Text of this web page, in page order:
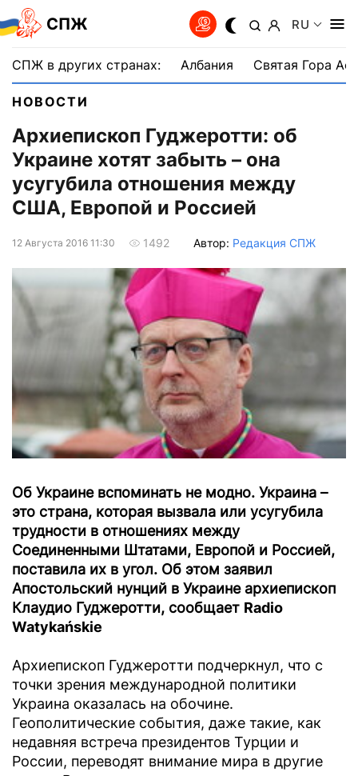
СПЖ RU
СПЖ в других странах: Албания Святая Гора
НОВОСТИ
Архиепископ Гуджеротти: об
Украине хотят забыть – она
усугубила отношения между
США, Европой и Россией
12 Августа 2016 11:30 1492 Автор: Редакция СПЖ
Об Украине вспоминать не модно. Украина –
это страна, которая вызвала или усугубила
трудности в отношениях между
Соединенными Штатами, Европой и Россией,
поставила их в угол. Об этом заявил
Апостольский нунций в Украине архиепископ
Клаудио Гуджеротти, сообщает Radio
Watykańskie
Архиепископ Гуджеротти подчеркнул, что с
точки зрения международной политики
Украина оказалась на обочине.
Геополитические события, даже такие, как
недавняя встреча президентов Турции и
России, переводят внимание мира в другие